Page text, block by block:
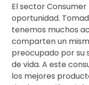
El sector
oportunidad.
tenemos muchos
comparten un
preocupado por su
de vida. A este
los mejores